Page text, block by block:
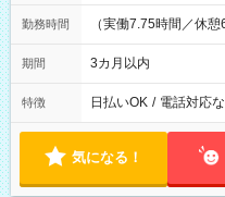
勤務時間 （実働7.75時間／休憩
期間 3カ月以内
特徴 日払いOK / 電話対応
気になる！